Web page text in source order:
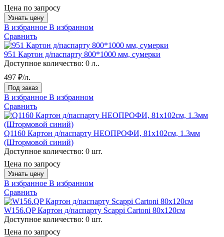
Цена по запросу
Узнать цену
В избранное В избранном
Сравнить
951 Картон д/паспарту 800*1000 мм, сумерки
Доступное количество: 0 л..
497 ₽/л.
Под заказ
В избранное В избранном
Сравнить
Q1160 Картон д/паспарту НЕОПРОФИ, 81x102см, 1.3мм
(Штормовой синий)
Доступное количество: 0 шт.
Цена по запросу
Узнать цену
В избранное В избранном
Сравнить
W156.QP Картон д/паспарту Scappi Cartoni 80х120см
Доступное количество: 0 шт.
Цена по запросу